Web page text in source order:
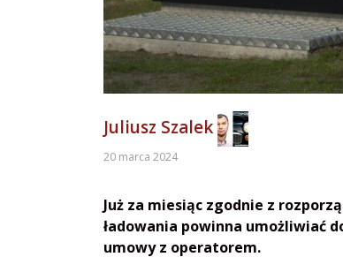
Juliusz Szalek
20 marca 2024
Już za miesiąc zgodnie z
ładowania powinna umożliwiać
umowy z operatorem.